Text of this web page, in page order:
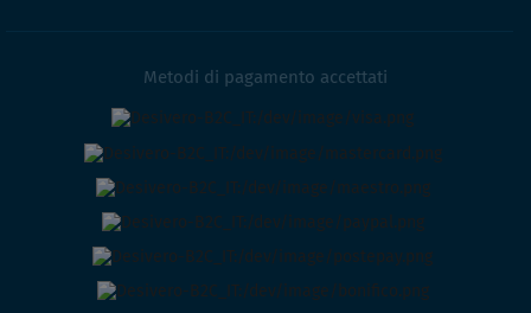
Metodi di pagamento accettati